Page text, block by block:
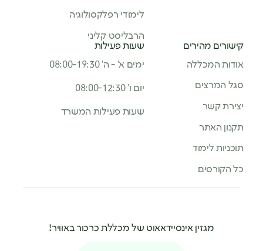
לימודי רפלקסולוגיה
הרבליסט קליני
קישורים מהירים
אודות המכללה
סגל המרצים
יצירת קשר
תקנון האתר
תוכניות לימוד
כל הקורסים
שעות פעילות
ימים א’ - ה’ 08:00-19:30
יום ו’ 08:00-12:30
שעות פעילות המשרד
מגזין אינסיידאאוט של מכללת כרכור באוויר!